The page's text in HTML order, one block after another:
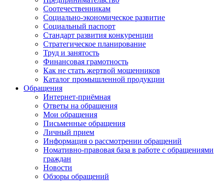
Соотечественникам
Социально-экономическое развитие
Социальный паспорт
Стандарт развития конкуренции
Стратегическое планирование
Труд и занятость
Финансовая грамотность
Как не стать жертвой мошенников
Каталог промышленной продукции
Обращения
Интернет-приёмная
Ответы на обращения
Мои обращения
Письменные обращения
Личный прием
Информация о рассмотрении обращений
Номативно-правовая база в работе с обращениями
граждан
Новости
Обзоры обращений